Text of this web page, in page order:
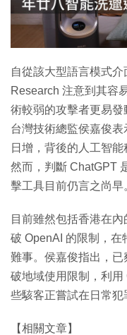
自從該大型語言模式
Research 注意到其容
術較弱的攻擊者更易
台灣技術總監侯嘉俊
日增，背後的人工智能
然而，判斷 ChatGPT
擊工具目前仍言之尚早
目前雖然包括香港在
破 OpenAI 的限制，在
難事。侯嘉俊指出，
破地域使用限制，利
些駭客正嘗試在日常犯
【相關文章】